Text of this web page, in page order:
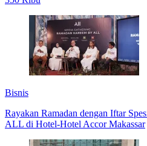
Bisnis
Rayakan Ramadan dengan Iftar
ALL di Hotel-Hotel Accor Makassar